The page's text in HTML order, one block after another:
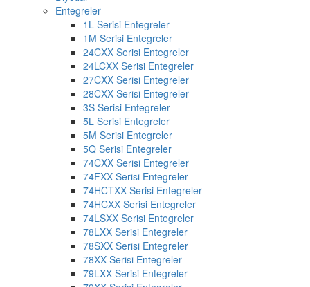
Entegreler
1L Serisi Entegreler
1M Serisi Entegreler
24CXX Serisi Entegreler
24LCXX Serisi Entegreler
27CXX Serisi Entegreler
28CXX Serisi Entegreler
3S Serisi Entegreler
5L Serisi Entegreler
5M Serisi Entegreler
5Q Serisi Entegreler
74CXX Serisi Entegreler
74FXX Serisi Entegreler
74HCTXX Serisi Entegreler
74HCXX Serisi Entegreler
74LSXX Serisi Entegreler
78LXX Serisi Entegreler
78SXX Serisi Entegreler
78XX Serisi Entegreler
79LXX Serisi Entegreler